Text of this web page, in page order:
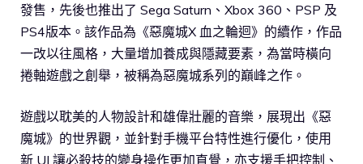
發售，先後也推出了 Sega Saturn、Xbox 360、PSP 及
PS4版本。該作品為《惡魔城X 血之輪迴》的續作，作品
一改以往風格，大量增加養成與隱藏要素，為當時橫向
捲軸遊戲之創舉，被稱為惡魔城系列的巔峰之作。
遊戲以耽美的人物設計和雄偉壯麗的音樂，展現出《惡
魔城》的世界觀，並針對手機平台特性進行優化，使用
新 UI 讓必殺技的變身操作更加直覺，亦支援手把控制、